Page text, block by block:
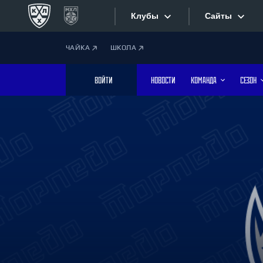
Клубы
Дивизион Боброва
Лада
Сайты
Текстовые
Фотобанк
ЧАЙКА ШКОЛА
ВОЙТИ НОВОСТИ КОМАНДА СЕЗОН